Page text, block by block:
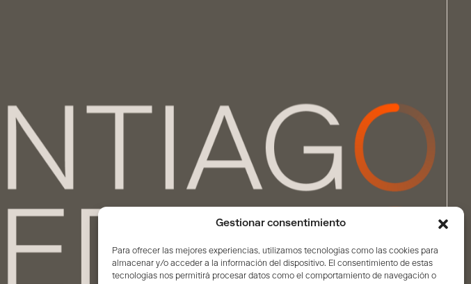
Gestionar consentimiento
Para ofrecer las mejores experiencias, utilizamos tecnologías como las cookies para
almacenar y/o acceder a la información del dispositivo. El consentimiento de estas
tecnologías nos permitirá procesar datos como el comportamiento de navegación o